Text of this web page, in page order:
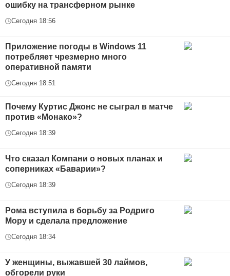
ошибку на трансферном рынке
Сегодня 18:56
Приложение погоды в Windows 11
потребляет чрезмерно много
оперативной памяти
Сегодня 18:51
Почему Куртис Джонс не сыграл в матче
против «Монако»?
Сегодня 18:39
Что сказал Компани о новых планах и
соперниках «Баварии»?
Сегодня 18:39
Рома вступила в борьбу за Родриго
Мору и сделала предложение
Сегодня 18:34
У женщины, выжавшей 30 лаймов,
обгорели руки